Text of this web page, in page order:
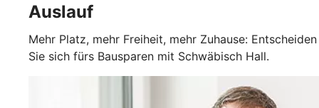
Auslauf
Mehr Platz, mehr Freiheit, mehr Zuhause: Entscheiden
Sie sich fürs Bausparen mit Schwäbisch Hall.